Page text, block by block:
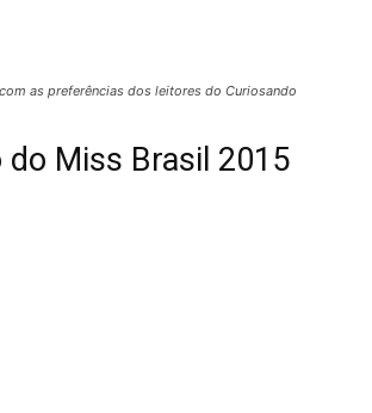
as preferências dos leitores do Curiosando
do Miss Brasil 2015